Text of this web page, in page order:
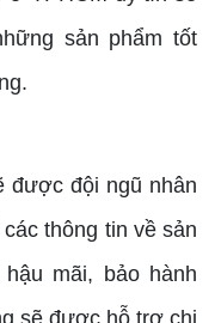
sản phẩm tốt
được đội ngũ nhân
thông tin về sản
mãi, bảo hành